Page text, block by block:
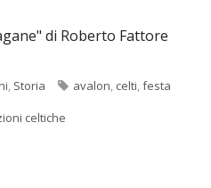
di Roberto Fattore
, Storia Tag
avalon, celti,festa
celtiche